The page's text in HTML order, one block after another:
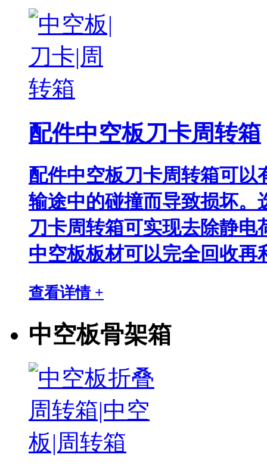
配件中空板刀卡周转箱
配件中空板刀卡周转箱可
输途中的碰撞而导致损坏。
刀卡周转箱可实现去除静
中空板板材可以完全回收再
查看详情 +
中空板骨架箱